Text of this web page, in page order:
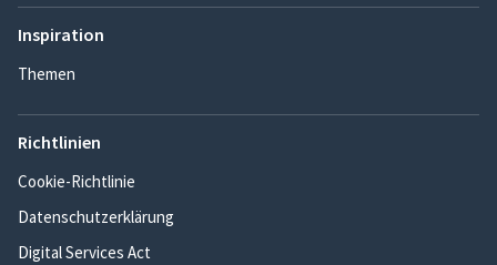
Inspiration
Themen
Richtlinien
Cookie-Richtlinie
Datenschutzerklärung
Digital Services Act